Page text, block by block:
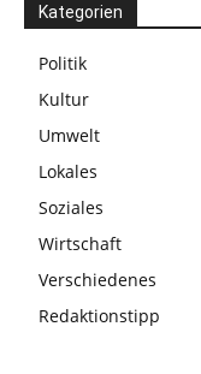
Kategorien
Politik
Kultur
Umwelt
Lokales
Soziales
Wirtschaft
Verschiedenes
Redaktionstipp